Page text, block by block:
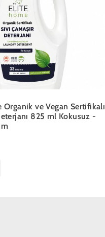
ve Vegan Sertifikalı
825 ml Kokusuz -